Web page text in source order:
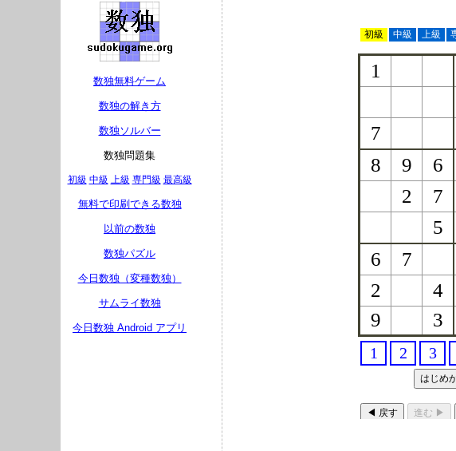
数独無料ゲーム
数独の解き方
数独ソルバー
数独問題集
初級 中級 上級 専門級 最高級
無料で印刷できる数独
以前の数独
数独パズル
今日数独（変種数独）
サムライ数独
今日数独 Android アプリ